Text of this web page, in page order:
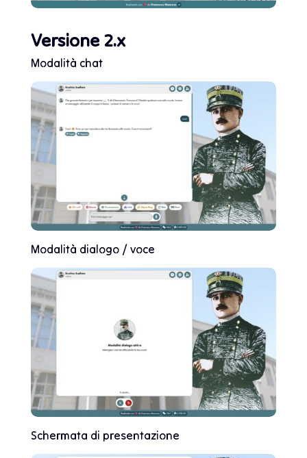
Versione 2.x
Modalità chat
Modalità dialogo / voce
Schermata di presentazione